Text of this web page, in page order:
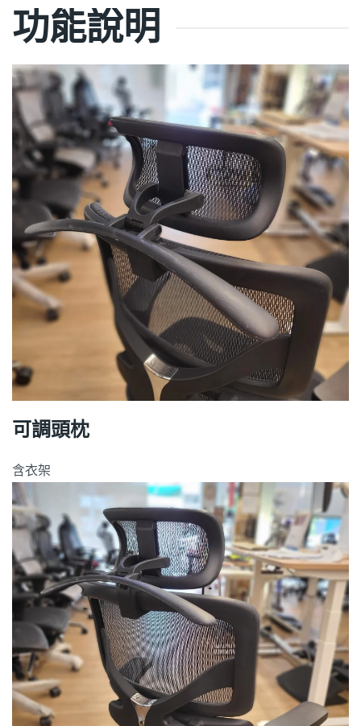
功能說明
可調頭枕
含衣架